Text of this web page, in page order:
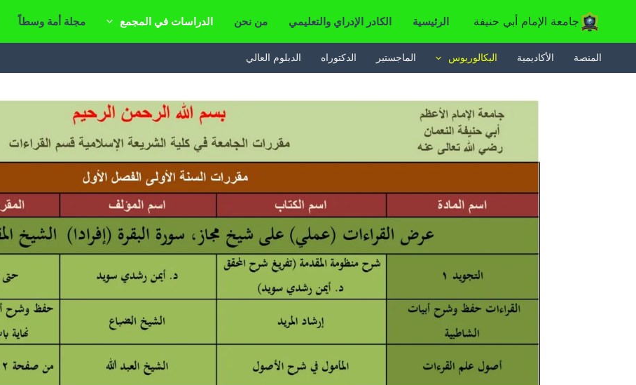
المحتوى
جامعة الإمام أبي حنيفة الرئيسية الكادر الإدراي والتعليمي من نحن الدراسات في المجمع مجلة أمة وسطاً
المنصة الأكاديمية البكالوريوس الماجستير الدكتوراه الدبلوم العالي